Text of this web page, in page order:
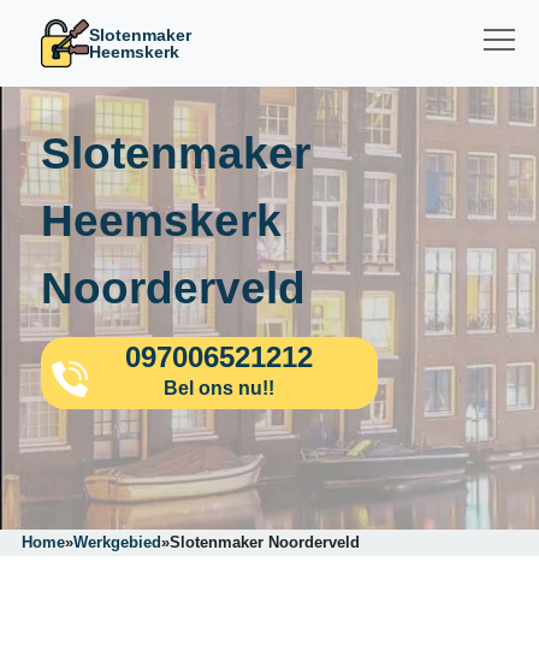
Slotenmaker
Heemskerk
Slotenmaker
Heemskerk
Noorderveld
097006521212
Bel ons nu!!
Home»Werkgebied»Slotenmaker Noorderveld